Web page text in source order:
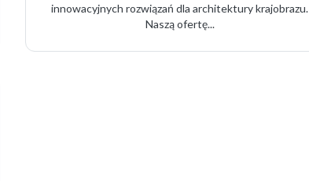
innowacyjnych rozwiązań dla architektury krajobrazu.
Naszą ofertę...